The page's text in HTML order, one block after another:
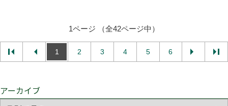
1ページ （全42ページ中）
1 2 3 4 5 6
アーカイブ